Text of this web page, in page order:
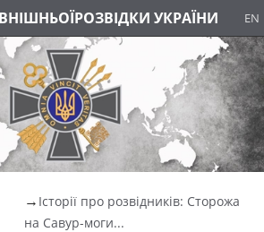
РОЗВІДКИ УКРАЇНИ EN
Історії про розвідників: Сторожа
на Савур-моги...